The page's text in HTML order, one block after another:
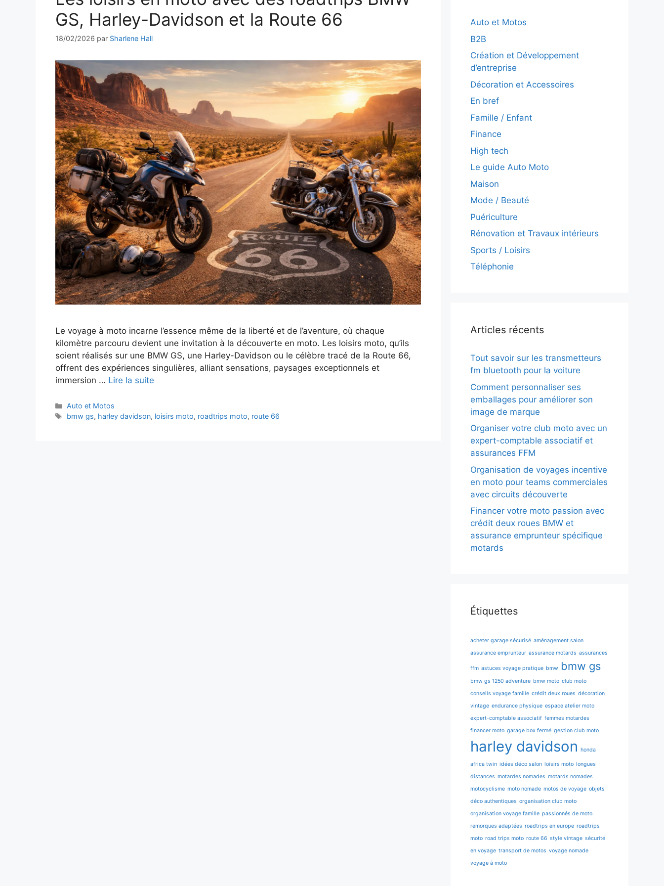
GS, Harley-Davidson et la Route 66
18/02/2026 par Sharlene Hall
Le voyage à moto incarne l’essence même de la liberté et de l’aventure, où chaque
kilomètre parcouru devient une invitation à la découverte en moto. Les loisirs moto, qu’ils
soient réalisés sur une BMW GS, une Harley-Davidson ou le célèbre tracé de la Route 66,
offrent des expériences singulières, alliant sensations, paysages exceptionnels et
immersion … Lire la suite
Catégories
Auto et Motos
Étiquettes
bmw gs, harley davidson, loisirs moto, roadtrips moto, route 66
Auto et Motos
B2B
Création et Développement
d’entreprise
Décoration et Accessoires
En bref
Famille / Enfant
Finance
High tech
Le guide Auto Moto
Maison
Mode / Beauté
Puériculture
Rénovation et Travaux intérieurs
Sports / Loisirs
Téléphonie
Articles récents
Tout savoir sur les transmetteurs
fm bluetooth pour la voiture
Comment personnaliser ses
emballages pour améliorer son
image de marque
Organiser votre club moto avec un
expert-comptable associatif et
assurances FFM
Organisation de voyages incentive
en moto pour teams commerciales
avec circuits découverte
Financer votre moto passion avec
crédit deux roues BMW et
assurance emprunteur spécifique
motards
Étiquettes
acheter garage sécurisé aménagement salon
assurance emprunteur assurance motards assurances
ffm astuces voyage pratique bmw bmw gs
bmw gs 1250 adventure bmw moto club moto
conseils voyage famille crédit deux roues décoration
vintage endurance physique espace atelier moto
expert-comptable associatif femmes motardes
financer moto garage box fermé gestion club moto
harley davidson honda
africa twin idées déco salon loisirs moto longues
distances motardes nomades motards nomades
motocyclisme moto nomade motos de voyage objets
déco authentiques organisation club moto
organisation voyage famille passionnés de moto
remorques adaptées roadtrips en europe roadtrips
moto road trips moto route 66 style vintage sécurité
en voyage transport de motos voyage nomade
voyage à moto